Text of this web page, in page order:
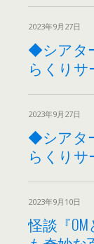
2023年9月27日
◆シアタ
らくり
2023年9月27日
◆シアタ
らくり
2023年9月10日
怪談『